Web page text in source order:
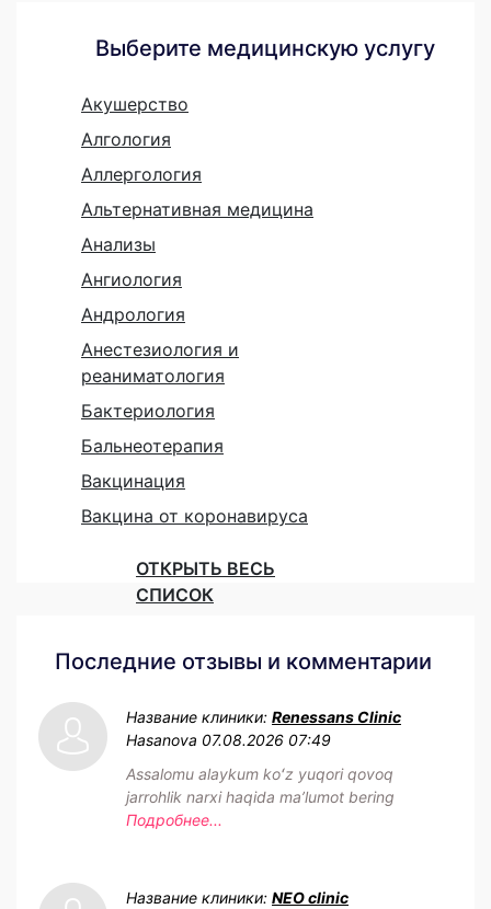
Выберите медицинскую услугу
Акушерство
Алгология
Аллергология
Альтернативная медицина
Анализы
Ангиология
Андрология
Анестезиология и
реаниматология
Бактериология
Бальнеотерапия
Вакцинация
Вакцина от коронавируса
ОТКРЫТЬ ВЕСЬ
СПИСОК
Последние отзывы и комментарии
Название клиники: Renessans Clinic
Hasanova 07.08.2026 07:49
Assalomu alaykum koʻz yuqori qovoq
jarrohlik narxi haqida maʼlumot bering
Подробнее...
Название клиники: NEO clinic